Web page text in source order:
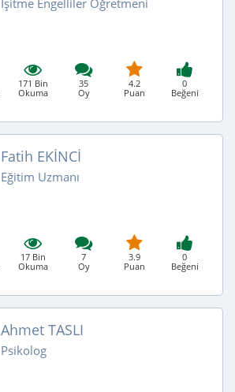
İşitme Engelliler Öğretmeni
171 Bin
Okuma
35
Oy
4.2
Puan
0
Beğeni
Fatih EKİNCİ
Eğitim Uzmanı
17 Bin
Okuma
7
Oy
3.9
Puan
0
Beğeni
Ahmet TASLI
Psikolog